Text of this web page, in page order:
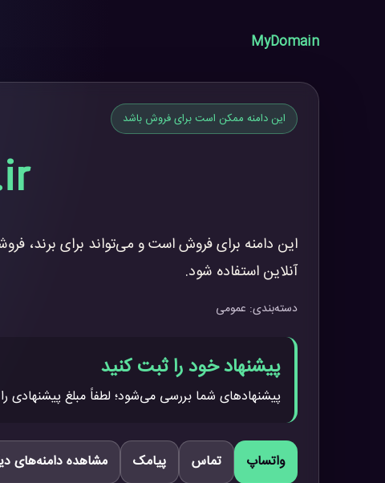
MyDomain
این دامنه ممکن است برای فروش باشد
این دامنه برای فروش است و می‌تواند برای برند،
آنلاین استفاده شود.
دسته‌بندی: عمومی
پیشنهاد خود را ثبت کنید
پیشنهادهای شما بررسی می‌شود؛ لطفاً مبلغ پیشنهادی
واتساپ تماس پیامک مشاهده دامنه‌های